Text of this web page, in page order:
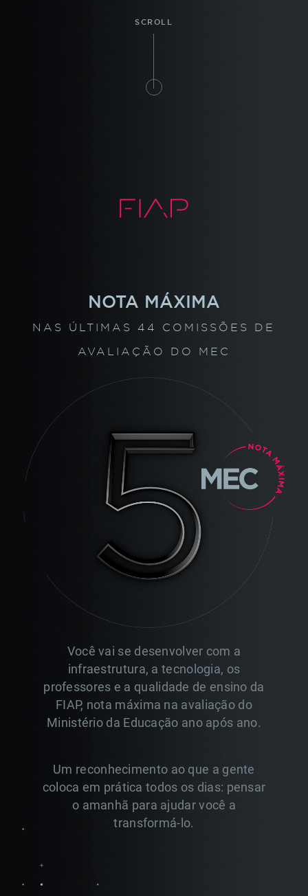
SCROLL
NOTA MÁXIMA
NAS ÚLTIMAS 44 COMISSÕES DE
AVALIAÇÃO DO MEC
Você vai se desenvolver com a
infraestrutura, a tecnologia, os
professores e a qualidade de ensino da
FIAP, nota máxima na avaliação do
Ministério da Educação ano após ano.
Um reconhecimento ao que a gente
coloca em prática todos os dias: pensar
o amanhã para ajudar você a
transformá-lo.